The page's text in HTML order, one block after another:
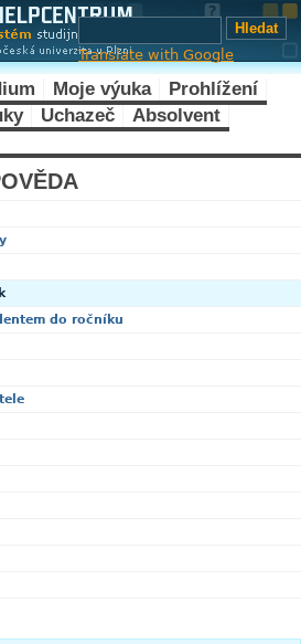
Translate with Google
Moje výuka
Prohlížení
Uchazeč
Absolvent
do ročníku